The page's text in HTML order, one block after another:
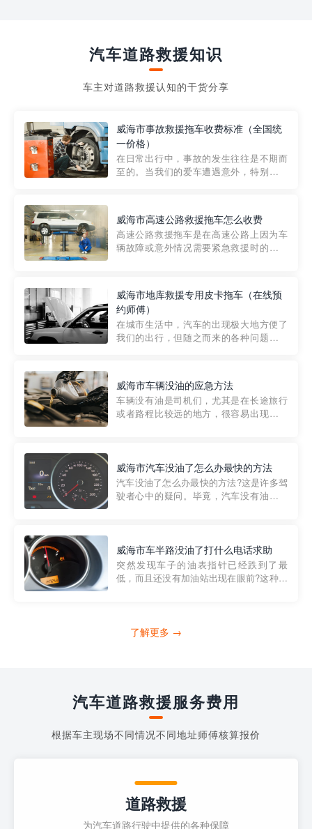
汽车道路救援知识
车主对道路救援认知的干货分享
威海市事故救援拖车收费标准（全国统
一价格）
在日常出行中，事故的发生往往是不期而
至的。当我们的爱车遭遇意外，特别是在
细解析一下市区事故救援拖车的收费标
准，以及在选用拖车服务时应注...
威海市高速公路救援拖车怎么收费
高速公路救援拖车是在高速公路上因为车
辆故障或意外情况需要紧急救援时的必备
路救援拖车的收费标准是由当地交通管理
部门制定的。起步价通...
威海市地库救援专用皮卡拖车（在线预
约师傅）
在城市生活中，汽车的出现极大地方便了
我们的出行，但随之而来的各种问题也让
紧急情况下，我们需要一种高效可靠的救
援方式。而这时，地库救援专...
威海市车辆没油的应急方法
车辆没有油是司机们，尤其是在长途旅行
或者路程比较远的地方，很容易出现这种
的送油师傅，解决没油的紧急情况。 首
先，让我们来了解一下穿...
威海市汽车没油了怎么办最快的方法
汽车没油了怎么办最快的方法?这是许多驾
驶者心中的疑问。毕竟，汽车没有油就无
越者小程序是一款专门解决汽车没油问题
的在线服务平台。通过...
威海市车半路没油了打什么电话求助
突然发现车子的油表指针已经跌到了最
低，而且还没有加油站出现在眼前?这种情
打4006363122请求送油人员来帮助你。
了解更多 →
汽车道路救援服务费用
根据车主现场不同情况不同地址师傅核算报价
道路救援
为汽车道路行驶中提供的各种保障